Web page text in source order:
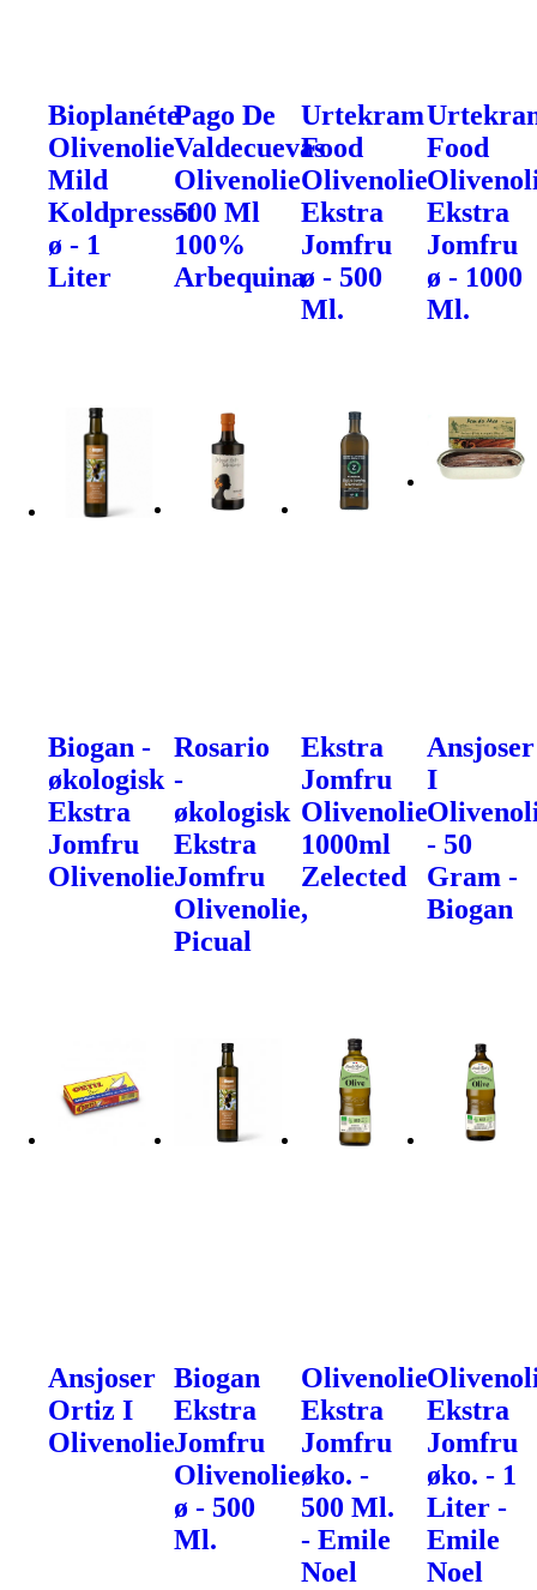
Bioplanéte
Olivenolie
Mild
Koldpresset
ø - 1
Liter
Pago De
Valdecuevas
Olivenolie
500 Ml
100%
Arbequina
Urtekram
Food
Olivenolie
Ekstra
Jomfru
ø - 500
Ml.
Food
Ekstra
Jomfru
ø - 1000
Ml.
Biogan -
økologisk
Ekstra
Jomfru
Olivenolie
Rosario
-
økologisk
Ekstra
Jomfru
Olivenolie,
Picual
Ekstra
Jomfru
Olivenolie
1000ml
Zelected
Ansjoser
I
- 50
Gram -
Biogan
Ansjoser
Ortiz I
Olivenolie
Biogan
Ekstra
Jomfru
Olivenolie
ø - 500
Ml.
Olivenolie
Ekstra
Jomfru
øko. -
500 Ml.
- Emile
Noel
Ekstra
Jomfru
øko. - 1
Liter -
Emile
Noel